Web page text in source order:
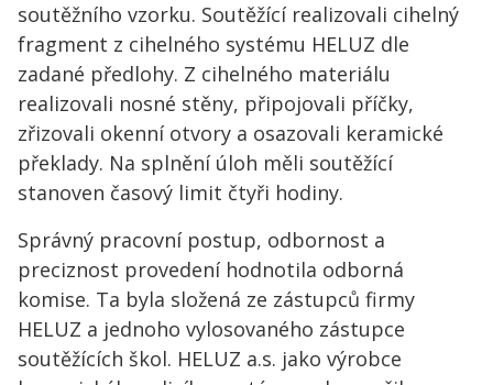
soutěžního vzorku. Soutěžící realizovali cihelný
fragment z cihelného systému HELUZ dle
zadané předlohy. Z cihelného materiálu
realizovali nosné stěny, připojovali příčky,
zřizovali okenní otvory a osazovali keramické
překlady. Na splnění úloh měli soutěžící
stanoven časový limit čtyři hodiny.
Správný pracovní postup, odbornost a
preciznost provedení hodnotila odborná
komise. Ta byla složená ze zástupců firmy
HELUZ a jednoho vylosovaného zástupce
soutěžících škol. HELUZ a.s. jako výrobce